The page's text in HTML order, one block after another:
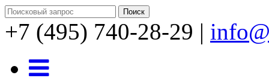
+7 (495) 740-28-29 |